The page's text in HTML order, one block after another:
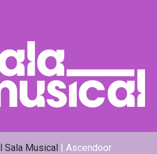
Sala Musical | Ascendoor